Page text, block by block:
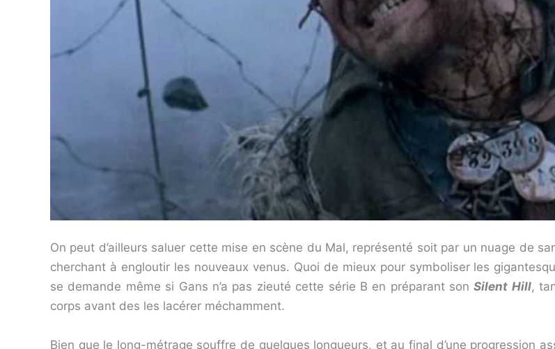
On peut d’ailleurs saluer cette mise en scène du Mal, représenté soit par un nuage de
cherchant à engloutir les nouveaux venus. Quoi de mieux pour symboliser les
se demande même si Gans n’a pas zieuté cette série B en préparant sonSilent Hill,
corps avant des les lacérer méchamment.
Bien que le long-métrage souffre de quelques longueurs, et au final d’une progression